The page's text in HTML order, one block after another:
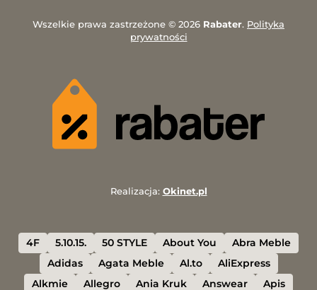
Wszelkie prawa zastrzeżone © 2026 Rabater. Polityka
prywatności
Realizacja: Okinet.pl
4F 5.10.15. 50 STYLE About You
Abra Meble
Adidas
Agata Meble Al.to
AliExpress
Alkmie
Allegro Ania Kruk Answear Apis